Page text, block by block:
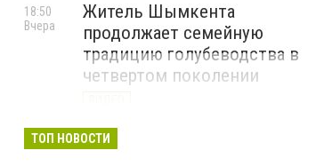
Житель Шымкента
продолжает семейную
традицию голубеводства в
четвертом поколении
18:50
Вчера
«Әділет» объединила
17:22
ТОП НОВОСТИ